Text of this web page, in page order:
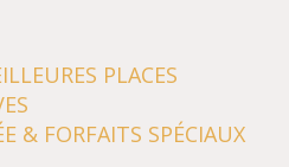
PLACES
& FORFAITS SPÉCIAUX